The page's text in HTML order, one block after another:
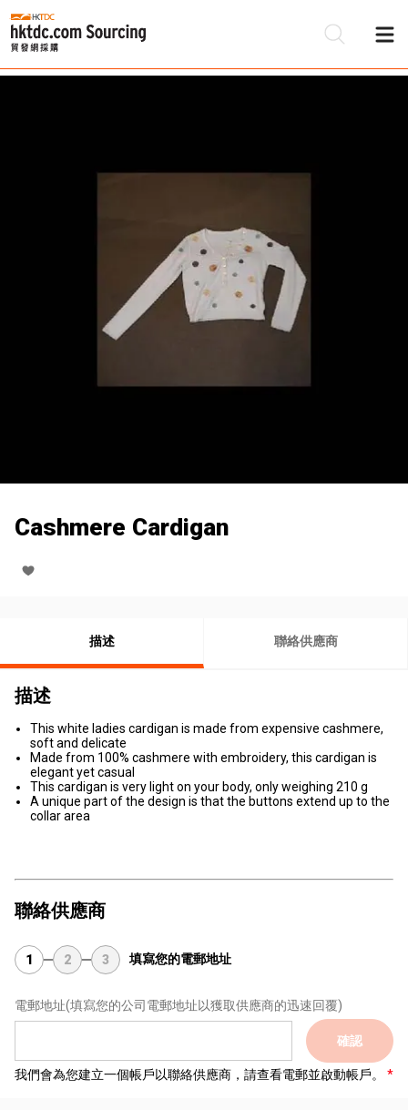
Cashmere Cardigan
描述 聯絡供應商
描述
This white ladies cardigan is made from expensive cashmere,
soft and delicate
Made from 100% cashmere with embroidery, this cardigan is
elegant yet casual
This cardigan is very light on your body, only weighing 210 g
A unique part of the design is that the buttons extend up to the
collar area
聯絡供應商
1 2 3 填寫您的電郵地址
電郵地址(填寫您的公司電郵地址以獲取供應商的迅速回覆)
確認
我們會為您建立一個帳戶以聯絡供應商，請查看電郵並啟動帳戶。